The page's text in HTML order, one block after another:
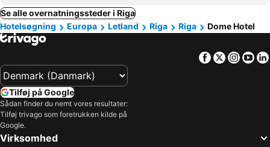
Se alle overnatningssteder i Riga
Hotelsøgning
Europa Letland Riga Riga Dome Hotel
Facebook
Twitter
Tilføj på Google
Sådan finder du nemt vores resultater:
Tilføj trivago som foretrukken kilde på
Google.
Virksomhed